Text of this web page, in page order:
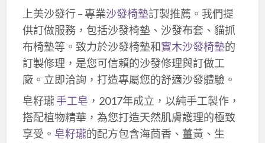
上美沙發行 – 專業沙發椅墊訂製推薦。我們提
供訂做服務，包括沙發椅墊、沙發布套、貓抓
布椅墊等。致力於沙發椅墊和實木沙發椅墊的
訂製修理，是您可信賴的沙發修理與訂做工
廠。立即洽詢，打造專屬您的舒適沙發體驗。
皂籽瓏手工皂 ，2017年成立，以純手工製作，
搭配植物精華，為您打造天然肌膚護理的極致
享受。 皂籽瓏的配方包含海茴香、薑黃、生